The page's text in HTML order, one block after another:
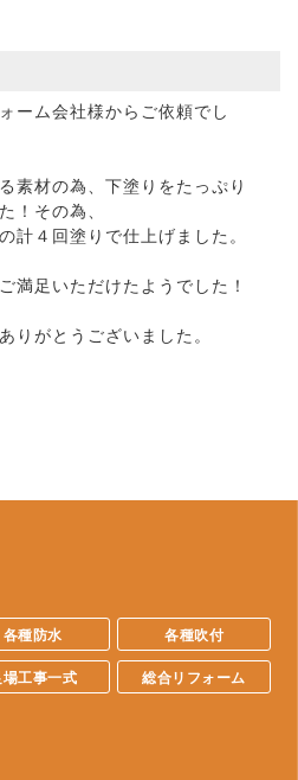
ーム会社様からご依頼でし
素材の為、下塗りをたっぷり
！その為、
４回塗りで仕上げました。
満足いただけたようでした！
りがとうございました。
各種防水
各種吹付
場工事一式 総合リフォーム